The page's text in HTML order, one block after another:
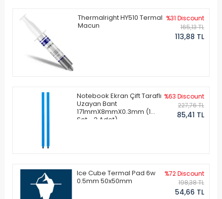
Thermalright HY510 Termal
Macun
%31 Discount
165,13 TL
113,88 TL
Notebook Ekran Çift Taraflı
Uzayan Bant
171mmX8mmX0.3mm (1
Set - 2 Adet)
%63 Discount
227,76 TL
85,41 TL
Ice Cube Termal Pad 6w
0.5mm 50x50mm
%72 Discount
198,38 TL
54,66 TL